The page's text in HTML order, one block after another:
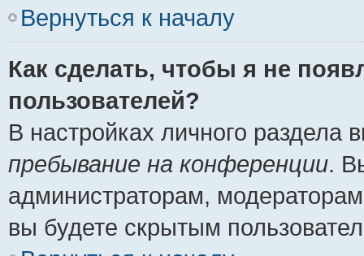
Вернуться к началу
Как сделать, чтобы я не
пользователей?
В настройках личного
пребывание на конференции.
администраторам,
вы будете скрытым